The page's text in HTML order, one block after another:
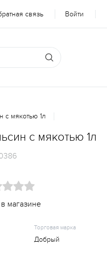
связь Войти
с мякотью 1л
с мякотью 1л
магазине
Торговая марка
Добрый